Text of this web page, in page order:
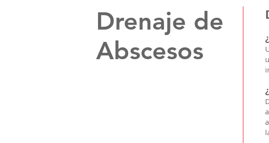
Drenaje de
Abscesos